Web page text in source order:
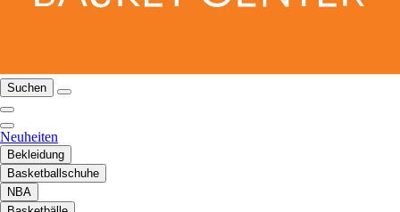
Suchen
Neuheiten
Bekleidung
Basketballschuhe
NBA